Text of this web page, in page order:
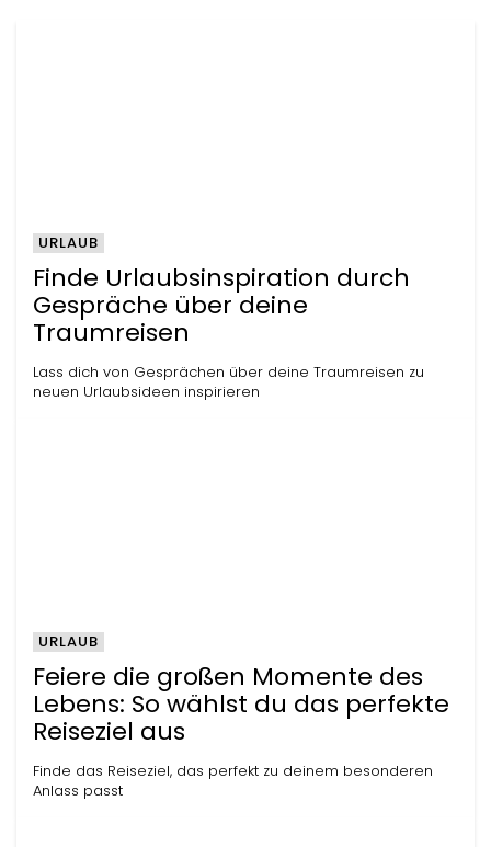
Finde Urlaubsinspiration durch
Gespräche über deine
Traumreisen
Lass dich von Gesprächen über deine Traumreisen zu
neuen Urlaubsideen inspirieren
URLAUB
Feiere die großen Momente des
Lebens: So wählst du das perfekte
Reiseziel aus
Finde das Reiseziel, das perfekt zu deinem besonderen
Anlass passt
URLAUB